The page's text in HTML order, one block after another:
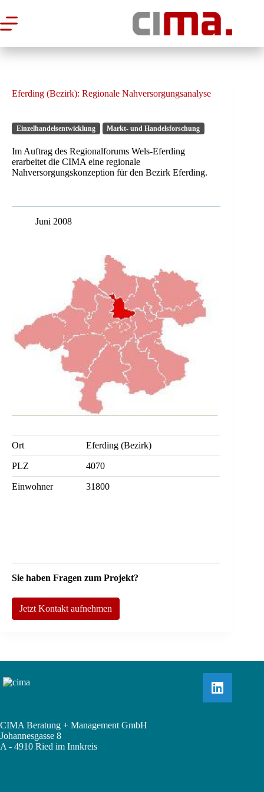
Inhalt
springen
Eferding (Bezirk): Regionale Nahversorgungsanalyse
Einzelhandelsentwicklung Markt- und Handelsforschung
Im Auftrag des Regionalforums Wels-Eferding
erarbeitet die CIMA eine regionale
Nahversorgungskonzeption für den Bezirk Eferding.
Juni 2008
Ort Eferding (Bezirk)
PLZ 4070
Einwohner 31800
Sie haben Fragen zum Projekt?
Jetzt Kontakt aufnehmen
CIMA Beratung + Management GmbH
Johannesgasse 8
A - 4910 Ried im Innkreis